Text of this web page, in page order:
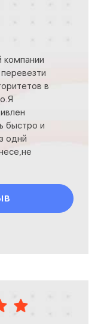
компании
в
быстро и
однй